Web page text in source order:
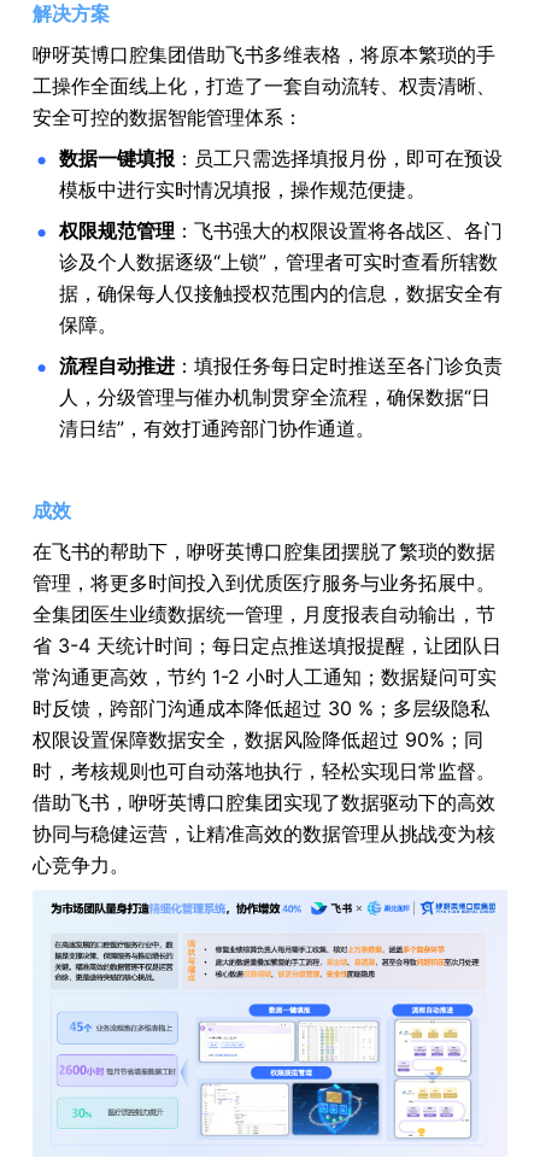
解决方案
咿呀英博口腔集团借助飞书多维表格，将原本繁琐的手
工操作全面线上化，打造了一套自动流转、权责清晰、
安全可控的数据智能管理体系：
数据一键填报 ：员工只需选择填报月份，即可在预设
模板中进行实时情况填报，操作规范便捷。
权限规范管理 ：飞书强大的权限设置将各战区、各门
诊及个人数据逐级“上锁”，管理者可实时查看所辖数
据，确保每人仅接触授权范围内的信息，数据安全有
保障。
流程自动推进 ：填报任务每日定时推送至各门诊负责
人，分级管理与催办机制贯穿全流程，确保数据“日
清日结”，有效打通跨部门协作通道。
成效
在飞书的帮助下，咿呀英博口腔集团摆脱了繁琐的数据
管理，将更多时间投入到优质医疗服务与业务拓展中。
全集团医生业绩数据统一管理，月度报表自动输出，节
省 3-4 天统计时间；每日定点推送填报提醒，让团队日
常沟通更高效，节约 1-2 小时人工通知；数据疑问可实
时反馈，跨部门沟通成本降低超过 30 %；多层级隐私
权限设置保障数据安全，数据风险降低超过 90%；同
时，考核规则也可自动落地执行，轻松实现日常监督。
借助飞书，咿呀英博口腔集团实现了数据驱动下的高效
协同与稳健运营，让精准高效的数据管理从挑战变为核
心竞争力。